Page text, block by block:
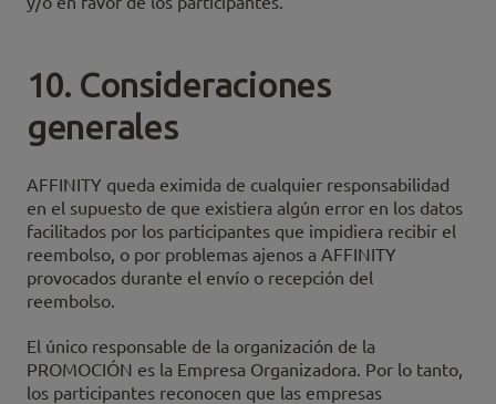
10. Consideraciones
generales
AFFINITY queda eximida de cualquier responsabilidad
en el supuesto de que existiera algún error en los datos
facilitados por los participantes que impidiera recibir el
reembolso, o por problemas ajenos a AFFINITY
provocados durante el envío o recepción del
reembolso.
El único responsable de la organización de la
PROMOCIÓN es la Empresa Organizadora. Por lo tanto,
los participantes reconocen que las empresas